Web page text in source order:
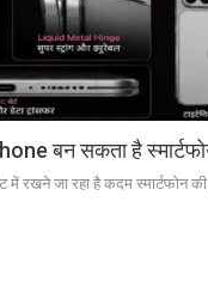
बन सकता है
जा रहा है कदम स्मार्टफोन